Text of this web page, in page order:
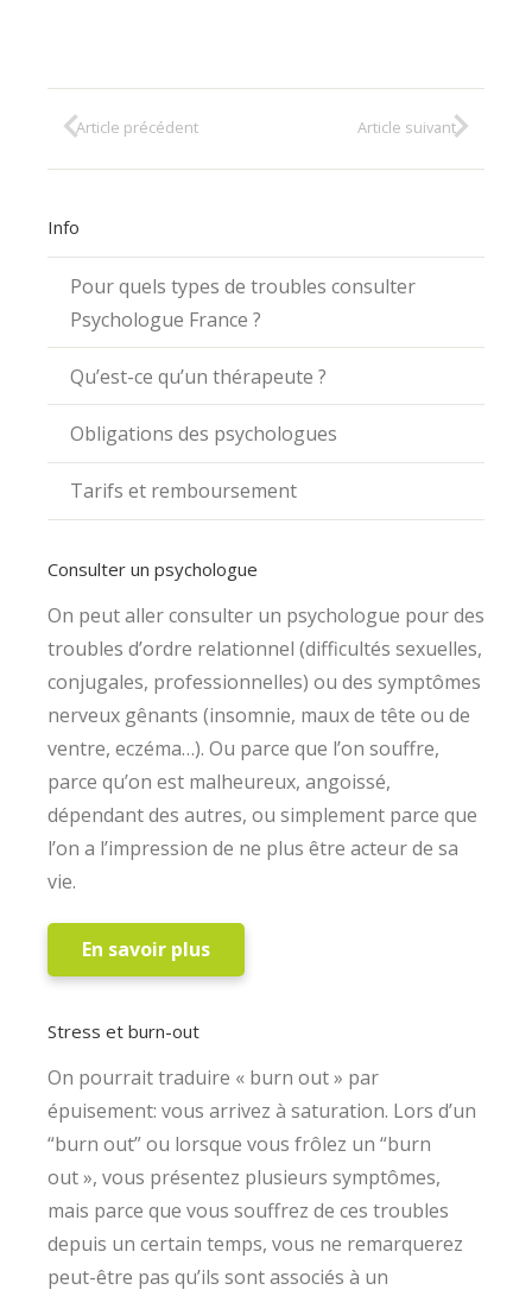
Article précédent Article suivant
Info
Pour quels types de troubles consulter
Psychologue France ?
Qu’est-ce qu’un thérapeute ?
Obligations des psychologues
Tarifs et remboursement
Consulter un psychologue
On peut aller consulter un psychologue pour des
troubles d’ordre relationnel (difficultés sexuelles,
conjugales, professionnelles) ou des symptômes
nerveux gênants (insomnie, maux de tête ou de
ventre, eczéma…). Ou parce que l’on souffre,
parce qu’on est malheureux, angoissé,
dépendant des autres, ou simplement parce que
l’on a l’impression de ne plus être acteur de sa
vie.
En savoir plus
Stress et burn-out
On pourrait traduire « burn out » par
épuisement: vous arrivez à saturation. Lors d’un
“burn out” ou lorsque vous frôlez un “burn
out », vous présentez plusieurs symptômes,
mais parce que vous souffrez de ces troubles
depuis un certain temps, vous ne remarquerez
peut-être pas qu’ils sont associés à un